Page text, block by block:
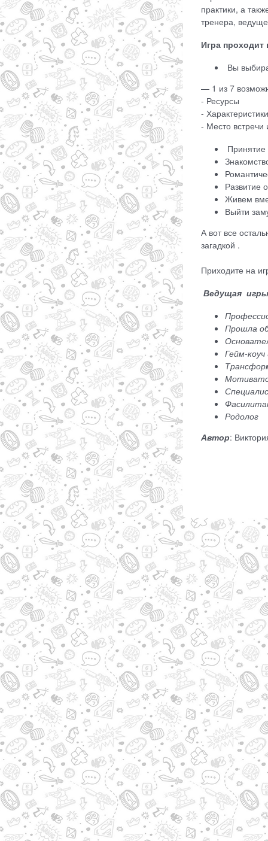
практики, а
тренера,
Игра проходит
Вы
— 1 из 7
- Ресурсы
-
- Место
Развитие
Живем
Выйти
А вот все
загадкой .
Приходите на
Ведущая
Прошла
Гейм-
Родолог
Автор: